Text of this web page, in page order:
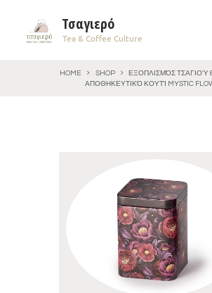
Τσαγιερό
Tea & Coffee Culture
HOME SHOP
ΕΞΟΠΛΙΣΜΌΣ ΤΣΑΓΙΟΎ
ΑΠΟΘΗΚΕΥΤΙΚΌ ΚΟΥΤΊ MYSTIC